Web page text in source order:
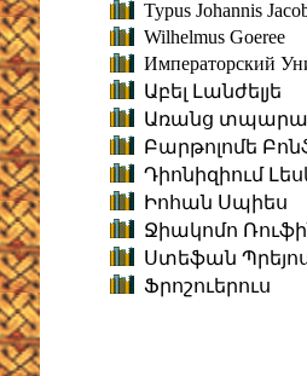
Typus Johannis
Wilhelmus Goeree
Императорский
Աբել Լանժելյե
Առանց
Բարթոլոմե
Դիոնիզիում
Իոհան Սպիես
Ջիակոմո
Ստեֆան
Ֆրոշուերուս